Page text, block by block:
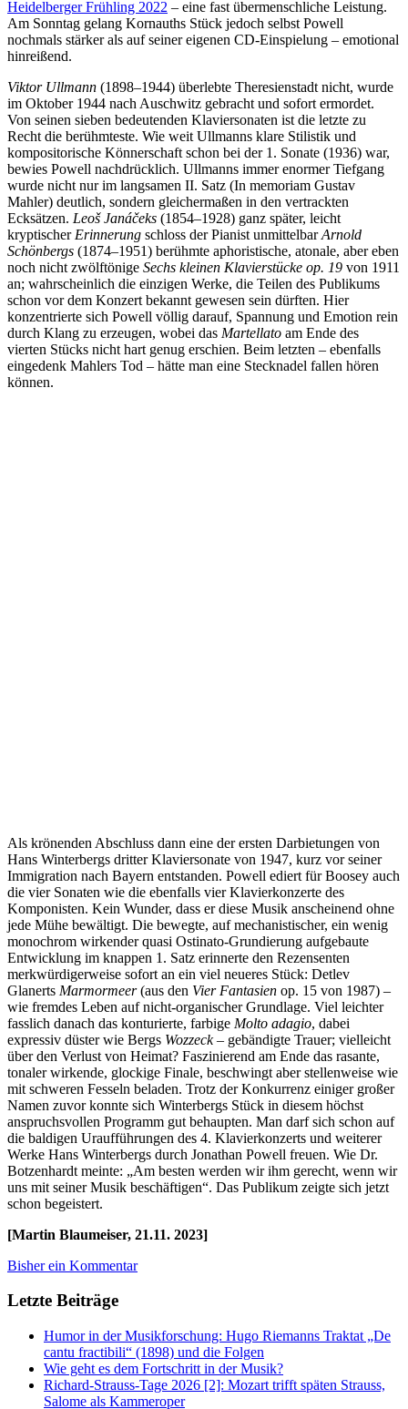
Heidelberger Frühling 2022 – eine fast übermenschliche Leistung.
Am Sonntag gelang Kornauths Stück jedoch selbst Powell
nochmals stärker als auf seiner eigenen CD-Einspielung – emotional
hinreißend.
Viktor Ullmann (1898–1944) überlebte Theresienstadt nicht, wurde
im Oktober 1944 nach Auschwitz gebracht und sofort ermordet.
Von seinen sieben bedeutenden Klaviersonaten ist die letzte zu
Recht die berühmteste. Wie weit Ullmanns klare Stilistik und
kompositorische Könnerschaft schon bei der 1. Sonate (1936) war,
bewies Powell nachdrücklich. Ullmanns immer enormer Tiefgang
wurde nicht nur im langsamen II. Satz (In memoriam Gustav
Mahler) deutlich, sondern gleichermaßen in den vertrackten
Ecksätzen. Leoš Janáčeks (1854–1928) ganz später, leicht
kryptischer Erinnerung schloss der Pianist unmittelbarArnold
Schönbergs (1874–1951) berühmte aphoristische, atonale, aber eben
noch nicht zwölftönige Sechs kleinen Klavierstücke op. 19 von 1911
an; wahrscheinlich die einzigen Werke, die Teilen des Publikums
schon vor dem Konzert bekannt gewesen sein dürften. Hier
konzentrierte sich Powell völlig darauf, Spannung und Emotion rein
durch Klang zu erzeugen, wobei das Martellato am Ende des
vierten Stücks nicht hart genug erschien. Beim letzten – ebenfalls
eingedenk Mahlers Tod – hätte man eine Stecknadel fallen hören
können.
Als krönenden Abschluss dann eine der ersten Darbietungen von
Hans Winterbergs dritter Klaviersonate von 1947, kurz vor seiner
Immigration nach Bayern entstanden. Powell ediert für Boosey auch
die vier Sonaten wie die ebenfalls vier Klavierkonzerte des
Komponisten. Kein Wunder, dass er diese Musik anscheinend ohne
jede Mühe bewältigt. Die bewegte, auf mechanistischer, ein wenig
monochrom wirkender quasi Ostinato-Grundierung aufgebaute
Entwicklung im knappen 1. Satz erinnerte den Rezensenten
merkwürdigerweise sofort an ein viel neueres Stück: Detlev
Glanerts Marmormeer(aus den Vier Fantasien op. 15 von 1987) –
wie fremdes Leben auf nicht-organischer Grundlage. Viel leichter
fasslich danach das konturierte, farbige Molto adagio, dabei
expressiv düster wie Bergs Wozzeck– gebändigte Trauer; vielleicht
über den Verlust von Heimat? Faszinierend am Ende das rasante,
tonaler wirkende, glockige Finale, beschwingt aber stellenweise wie
mit schweren Fesseln beladen. Trotz der Konkurrenz einiger großer
Namen zuvor konnte sich Winterbergs Stück in diesem höchst
anspruchsvollen Programm gut behaupten. Man darf sich schon auf
die baldigen Uraufführungen des 4. Klavierkonzerts und weiterer
Werke Hans Winterbergs durch Jonathan Powell freuen. Wie Dr.
Botzenhardt meinte: „Am besten werden wir ihm gerecht, wenn wir
uns mit seiner Musik beschäftigen“. Das Publikum zeigte sich jetzt
schon begeistert.
[Martin Blaumeiser, 21.11. 2023]
Bisher ein Kommentar
Letzte Beiträge
Humor in der Musikforschung: Hugo Riemanns Traktat „De
cantu fractibili“ (1898) und die Folgen
Wie geht es dem Fortschritt in der Musik?
Richard-Strauss-Tage 2026 [2]: Mozart trifft späten Strauss,
Salome als Kammeroper